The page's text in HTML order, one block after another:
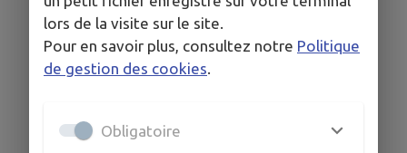
lors de la visite sur le site.
Pour en savoir plus, consultez notre Politique
de gestion des cookies.
Obligatoire